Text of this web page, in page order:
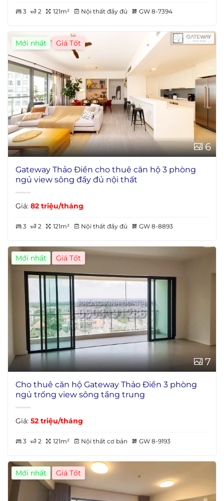
3 2 121m² Nội thất đầy đủ GW 8-7394
Mới nhất
6
Gateway Thảo Điền cho thuê căn hộ 3 phòng
ngủ view sông đầy đủ nội thất
Giá: 82 triệu/tháng
3 2 121m² Nội thất đầy đủ GW 8-8893
Mới nhất
7
Cho thuê căn hộ Gateway Thảo Điền 3 phòng
ngủ trống view sông tầng trung
Giá: 52 triệu/tháng
3 2 121m² Nội thất cơ bản GW 8-9193
Mới nhất